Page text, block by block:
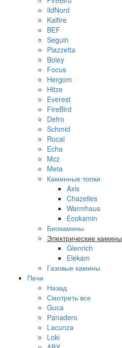
IldNord
Kalfire
BEF
Seguin
Piazzetta
Boley
Focus
Hergom
Hitze
Everest
FireBird
Defro
Schmid
Rocal
Echa
Mcz
Meta
Каминные топки
Axis
Chazelles
Warmhaus
Ecokamin
Биокамины
Электрические камины
Glenrich
Elekam
Газовые камины
Печи
Назад
Смотреть все
Guca
Panadero
Lacunza
Loki